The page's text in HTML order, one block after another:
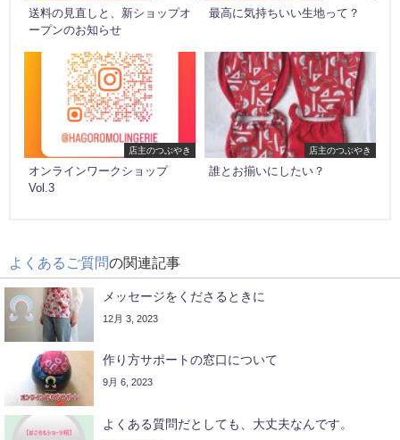
送料の見直しと、新ショップオ
ープンのお知らせ
最高に気持ちいい生地って？
店主のつぶやき
オンラインワークショップ
Vol.3
店主のつぶやき
誰とお揃いにしたい？
よくあるご質問の関連記事
メッセージをくださるときに
12月 3, 2023
作り方サポートの窓口について
9月 6, 2023
よくある質問だとしても、大丈夫なんです。